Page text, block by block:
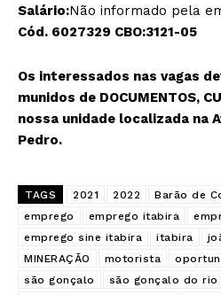
Salário:Não informado pela
Cód. 6027329 CBO:3121-05
Os interessados nas vagas
munidos de DOCUMENTOS,
nossa unidade localizada na
Pedro.
TAGS 2021 2022 Barão de
emprego
emprego itabira
emprego sine itabira
itabira
MINERAÇÃO
motorista
são gonçalo
são gonçalo do rio